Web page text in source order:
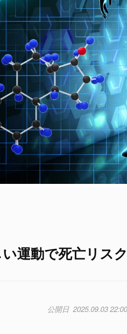
運動で死亡リス
2025.09.03